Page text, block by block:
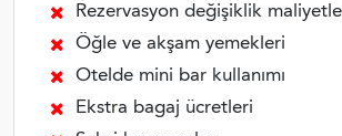
Rezervasyon değişiklik
Öğle ve akşam yemekleri
Otelde mini bar kullanımı
Ekstra bagaj ücretleri